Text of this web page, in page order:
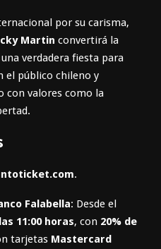
por su carisma,
Martin convertirá la
verdadera fiesta para
el público chileno y
con valores como la
.
Falabella: Desde el
11:00 horas, con 20% de
tarjetas Mastercard